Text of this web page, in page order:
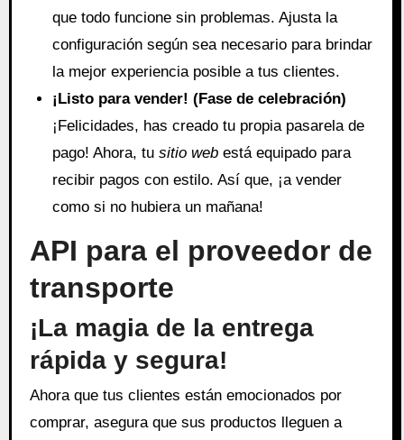
que todo funcione sin problemas. Ajusta la
configuración según sea necesario para brindar
la mejor experiencia posible a tus clientes.
¡Listo para vender! (Fase de celebración)
¡Felicidades, has creado tu propia pasarela de
pago! Ahora, tusitio web está equipado para
recibir pagos con estilo. Así que, ¡a vender
como si no hubiera un mañana!
API para el proveedor de
transporte
¡La magia de la entrega
rápida y segura!
Ahora que tus clientes están emocionados por
comprar, asegura que sus productos lleguen a